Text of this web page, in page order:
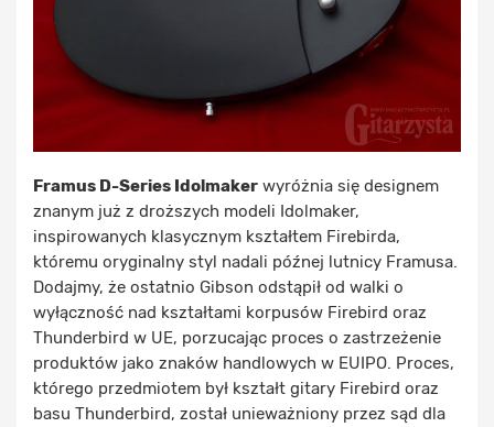
Framus D-Series Idolmaker wyróżnia się designem
znanym już z droższych modeli Idolmaker,
inspirowanych klasycznym kształtem Firebirda,
któremu oryginalny styl nadali późnej lutnicy Framusa.
Dodajmy, że ostatnio Gibson odstąpił od walki o
wyłączność nad kształtami korpusów Firebird oraz
Thunderbird w UE, porzucając proces o zastrzeżenie
produktów jako znaków handlowych w EUIPO. Proces,
którego przedmiotem był kształt gitary Firebird oraz
basu Thunderbird, został unieważniony przez sąd dla